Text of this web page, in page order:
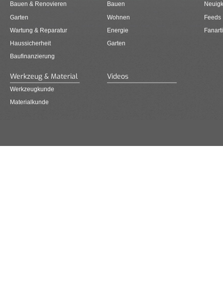
Bauen & Renovieren
Garten
Wartung & Reparatur
Haussicherheit
Baufinanzierung
Bauen
Wohnen
Energie
Garten
Feeds
Werkzeug & Material
Werkzeugkunde
Materialkunde
Videos